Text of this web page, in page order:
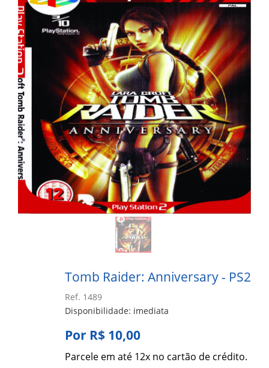
Tomb Raider: Anniversary - PS2
Ref. 1489
Disponibilidade: imediata
Por R$ 10,00
Parcele em até 12x no cartão de crédito.